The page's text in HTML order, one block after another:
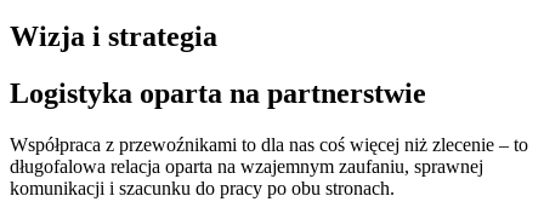
Wizja i strategia
Logistyka oparta na partnerstwie
Współpraca z przewoźnikami to dla nas coś więcej niż zlecenie – to
długofalowa relacja oparta na wzajemnym zaufaniu, sprawnej
komunikacji i szacunku do pracy po obu stronach.